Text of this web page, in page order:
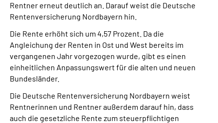
Inhalte in Gebärdensprache (DGS)
Leichte Sprache
Suche
Mein Kundenportal
Rentner erneut deutlich an. Darauf weist die Deutsche
Rentenversicherung Nordbayern hin.
Die Rente erhöht sich um 4,57 Prozent. Da die
Angleichung der Renten in Ost und West bereits im
vergangenen Jahr vorgezogen wurde, gibt es einen
einheitlichen Anpassungswert für die alten und neuen
Bundesländer.
Die Deutsche Rentenversicherung Nordbayern weist
Rentnerinnen und Rentner außerdem darauf hin, dass
auch die gesetzliche Rente zum steuerpflichtigen